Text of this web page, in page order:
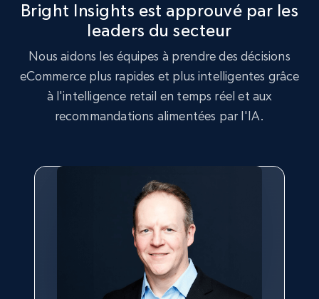
359+ Commencer
Google Shopping
URL, Product id, Title, Product description,
Google Shopping - collects products from
web using keywords
Bright Insights est approuvé par les
leaders du secteur
Nous aidons les équipes à prendre des décisions
eCommerce plus rapides et plus intelligentes grâce
à l'intelligence retail en temps réel et aux
recommandations alimentées par l'IA.